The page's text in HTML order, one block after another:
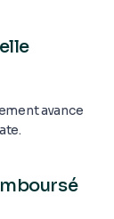
avance